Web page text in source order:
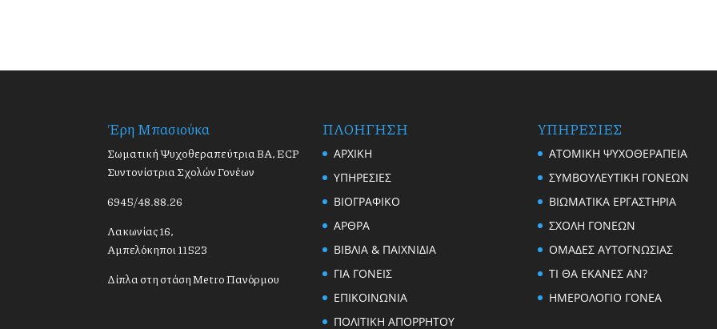
Έρη Μπασιούκα
Σωματική Ψυχοθεραπεύτρια BA, ECP
Συντονίστρια Σχολών Γονέων
6945/48.88.26
Λακωνίας 16,
Αμπελόκηποι 11523
Δίπλα στη στάση Metro Πανόρμου
ΠΛΟΗΓΗΣΗ
ΑΡΧΙΚΗ
ΥΠΗΡΕΣΙΕΣ
ΒΙΟΓΡΑΦΙΚΟ
ΑΡΘΡΑ
ΒΙΒΛΙΑ & ΠΑΙΧΝΙΔΙΑ
ΓΙΑ ΓΟΝΕΙΣ
ΕΠΙΚΟΙΝΩΝΙΑ
ΠΟΛΙΤΙΚΗ ΑΠΟΡΡΗΤΟΥ
ΥΠΗΡΕΣΙΕΣ
ΑΤΟΜΙΚΗ ΨΥΧΟΘΕΡΑΠΕΙΑ
ΣΥΜΒΟΥΛΕΥΤΙΚΗ ΓΟΝΕΩΝ
ΒΙΩΜΑΤΙΚΑ ΕΡΓΑΣΤΗΡΙΑ
ΣΧΟΛΗ ΓΟΝΕΩΝ
ΟΜΑΔΕΣ ΑΥΤΟΓΝΩΣΙΑΣ
TI ΘΑ ΕΚΑΝΕΣ ΑΝ?
ΗΜΕΡΟΛΟΓΙΟ ΓΟΝΕΑ